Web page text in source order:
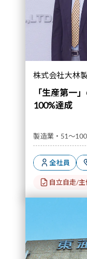
株式会社大林
「生産第一
100%達成
製造業・51～
全社員
自立自走/主